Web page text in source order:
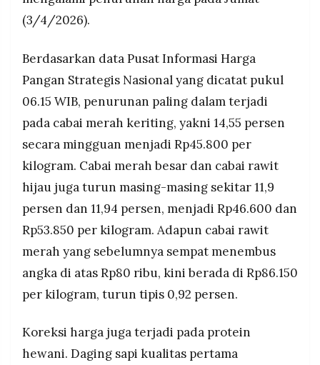
PRAMUDITA
©
Resolusi.co
2026
PT.
RESOLUSI
MEDIA
PRAMUDITA
Harga beras kualitas bawah I dan medium I tidak
bergerak, masing-masing stabil di Rp14.500 dan
(3/4/2026).
Berdasarkan data Pusat Informasi Harga
Pangan Strategis Nasional yang dicatat pukul
06.15 WIB, penurunan paling dalam terjadi
pada cabai merah keriting, yakni 14,55 persen
secara mingguan menjadi Rp45.800 per
kilogram. Cabai merah besar dan cabai rawit
hijau juga turun masing-masing sekitar 11,9
persen dan 11,94 persen, menjadi Rp46.600 dan
Rp53.850 per kilogram. Adapun cabai rawit
merah yang sebelumnya sempat menembus
angka di atas Rp80 ribu, kini berada di Rp86.150
per kilogram, turun tipis 0,92 persen.
Koreksi harga juga terjadi pada protein
hewani. Daging sapi kualitas pertama